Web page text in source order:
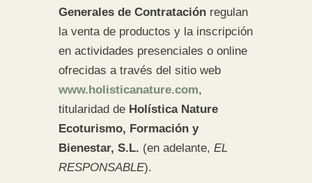
Generales de Contratación regulan
la venta de productos y la inscripción
en actividades presenciales o online
ofrecidas a través del sitio web
www.holisticanature.com,
titularidad de Holística Nature
Ecoturismo, Formación y
Bienestar, S.L. (en adelante, EL
RESPONSABLE).